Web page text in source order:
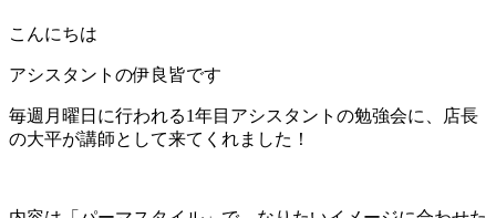
こんにちは
アシスタントの伊良皆です
毎週月曜日に行われる1年目アシスタントの勉強会に、店長
の大平が講師として来てくれました！